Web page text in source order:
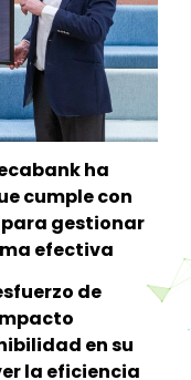
ha
cumple con
gestionar
efectiva
de
en su
la eficiencia